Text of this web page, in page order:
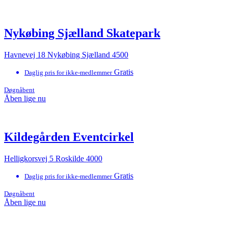
Nykøbing Sjælland Skatepark
Havnevej 18 Nykøbing Sjælland 4500
Daglig pris for ikke-medlemmer Gratis
Døgnåbent
Åben lige nu
Kildegården Eventcirkel
Helligkorsvej 5 Roskilde 4000
Daglig pris for ikke-medlemmer Gratis
Døgnåbent
Åben lige nu